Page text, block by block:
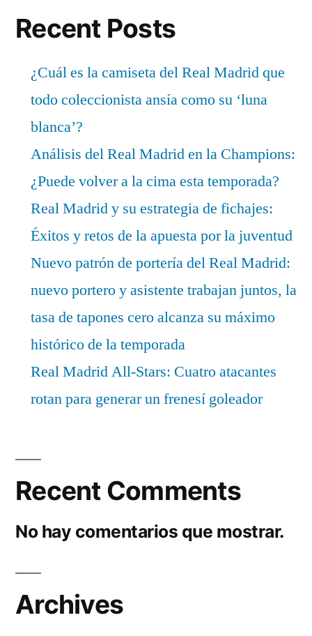
Recent Posts
¿Cuál es la camiseta del Real Madrid que
todo coleccionista ansía como su ‘luna
blanca’?
Análisis del Real Madrid en la Champions:
¿Puede volver a la cima esta temporada?
Real Madrid y su estrategia de fichajes:
Éxitos y retos de la apuesta por la juventud
Nuevo patrón de portería del Real Madrid:
nuevo portero y asistente trabajan juntos, la
tasa de tapones cero alcanza su máximo
histórico de la temporada
Real Madrid All-Stars: Cuatro atacantes
rotan para generar un frenesí goleador
Recent Comments
No hay comentarios que mostrar.
Archives